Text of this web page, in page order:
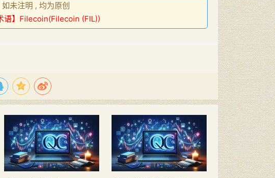
未注明 , 均为原创
语】Filecoin(Filecoin (FIL))